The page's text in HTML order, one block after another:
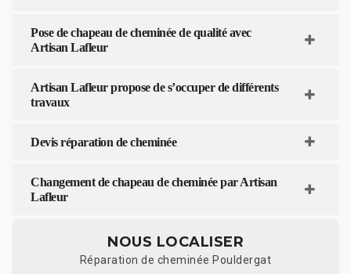
Pose de chapeau de cheminée de qualité avec
Artisan Lafleur
Artisan Lafleur propose de s’occuper de différents
travaux
Devis réparation de cheminée
Changement de chapeau de cheminée par Artisan
Lafleur
NOUS LOCALISER
Réparation de cheminée Pouldergat